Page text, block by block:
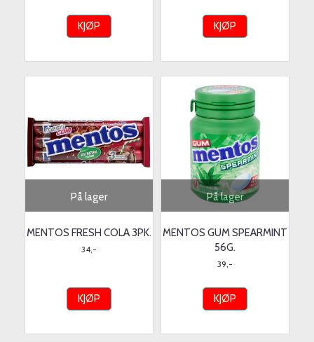
KJØP KJØP
På lager
MENTOS FRESH COLA 3PK.
34,-
KJØP
På lager
MENTOS GUM SPEARMINT
56G.
39,-
KJØP